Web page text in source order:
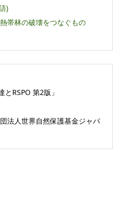
)
帯林の破壊をつなぐもの
とRSPO 第2版」
法人世界自然保護基金ジャパ